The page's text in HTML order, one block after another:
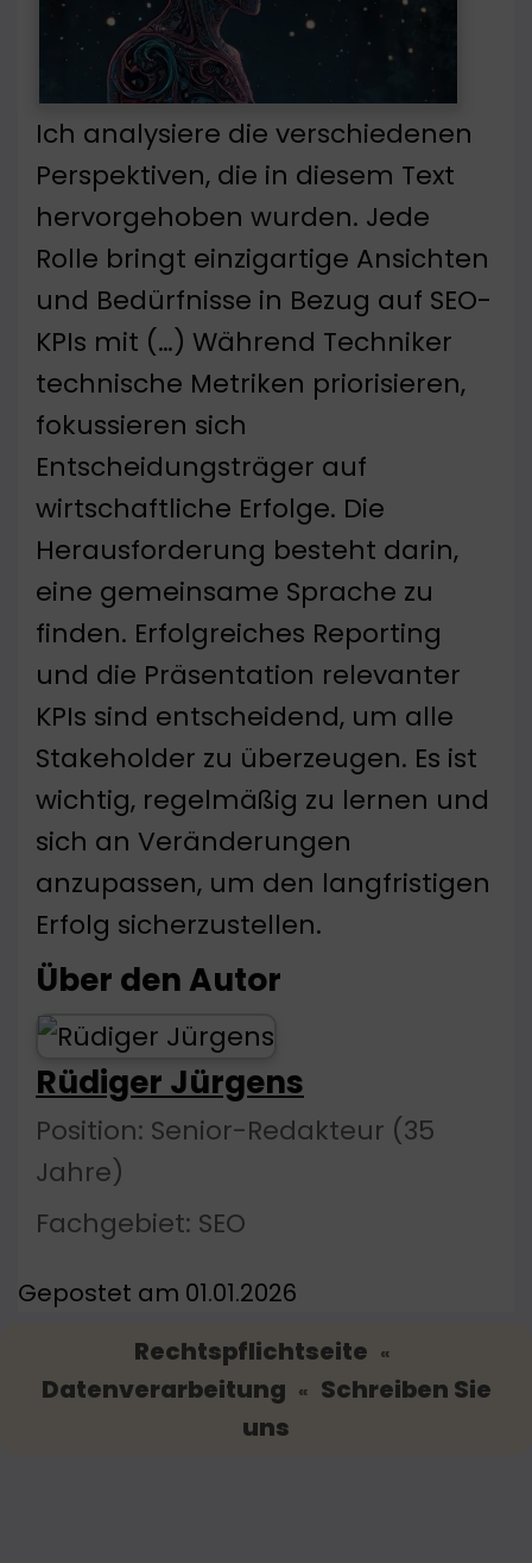
Ich analysiere die verschiedenen
Perspektiven, die in diesem Text
hervorgehoben wurden. Jede
Rolle bringt einzigartige Ansichten
und Bedürfnisse in Bezug auf SEO-
KPIs mit (…) Während Techniker
technische Metriken priorisieren,
fokussieren sich
Entscheidungsträger auf
wirtschaftliche Erfolge. Die
Herausforderung besteht darin,
eine gemeinsame Sprache zu
finden. Erfolgreiches Reporting
und die Präsentation relevanter
KPIs sind entscheidend, um alle
Stakeholder zu überzeugen. Es ist
wichtig, regelmäßig zu lernen und
sich an Veränderungen
anzupassen, um den langfristigen
Erfolg sicherzustellen.
Über den Autor
Rüdiger Jürgens
Position: Senior-Redakteur (35
Jahre)
Fachgebiet: SEO
Gepostet am 01.01.2026
Rechtspflichtseite «
Datenverarbeitung « Schreiben Sie
uns